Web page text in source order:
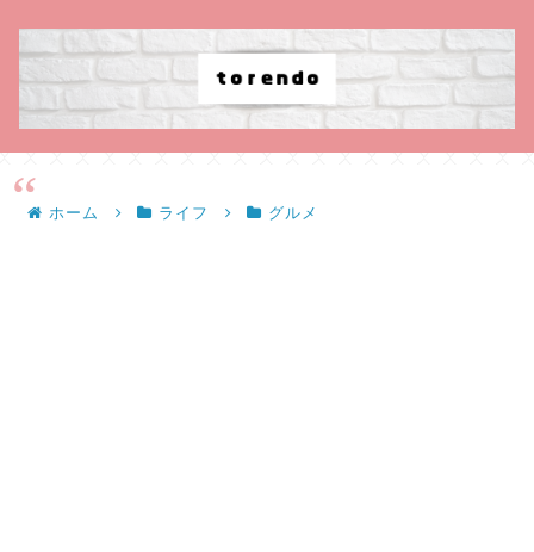
ホーム ライフ グルメ